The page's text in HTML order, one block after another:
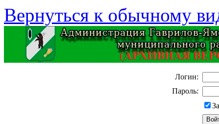
Вернуться к обычному
Логин:
Пароль: